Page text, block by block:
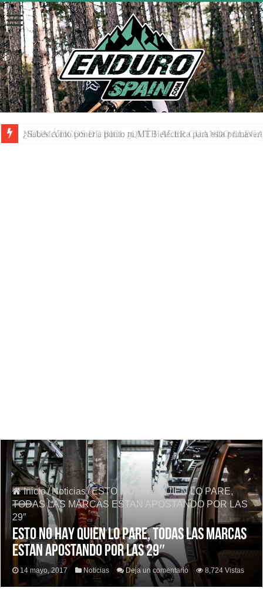
NEUMÁTICOS DE BICI: ¿QUÉ HACER CUANDO
Inicio/Noticias/ESTO NO HAY QUIEN LO PARE,
TODAS LAS MARCAS ESTAN APOSTANDO POR LAS
29″
ESTO NO HAY QUIEN LO PARE, TODAS LAS MARCAS
ESTAN APOSTANDO POR LAS 29″
14 mayo, 2017 Noticias Deja un comentario 8,724 Vistas